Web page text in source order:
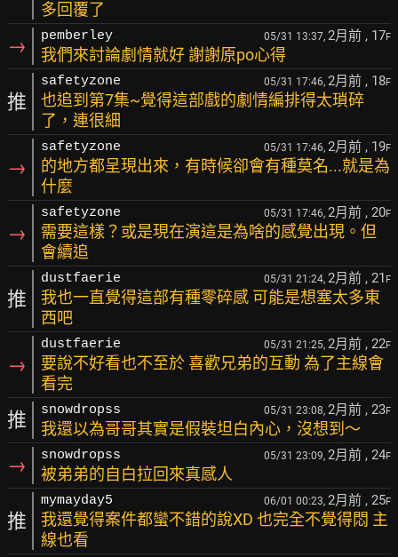
多回覆了
→ pemberley 05/31 13:37, 2月前 , 17F
我們來討論劇情就好 謝謝原po心得
推
safetyzone 05/31 17:46, 2月前 , 18F
也追到第7集~覺得這部戲的劇情編排得太瑣碎
了，連很細
→
safetyzone 05/31 17:46, 2月前 , 19F
的地方都呈現出來，有時候卻會有種莫名...就是為
什麼
→
safetyzone 05/31 17:46, 2月前 , 20F
需要這樣？或是現在演這是為啥的感覺出現。但
會續追
推
dustfaerie 05/31 21:24, 2月前 , 21 F
我也一直覺得這部有種零碎感 可能是想塞太多東
西吧
→
dustfaerie 05/31 21:25, 2月前 , 22F
要說不好看也不至於 喜歡兄弟的互動 為了主線會
看完
推 snowdropss 05/31 23:08, 2月前 , 23F
我還以為哥哥其實是假裝坦白內心，沒想到～
→ snowdropss 05/31 23:09, 2月前 , 24F
被弟弟的自白拉回來真感人
推
mymayday5 06/01 00:23, 2月前 , 25F
我還覺得案件都蠻不錯的說XD 也完全不覺得悶 主
線也看